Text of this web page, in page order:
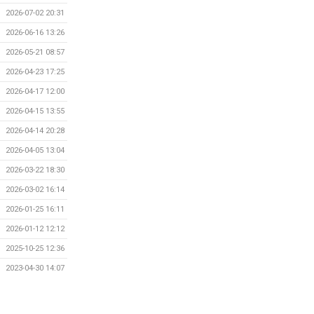
2026-07-02 20:31
2026-06-16 13:26
2026-05-21 08:57
2026-04-23 17:25
2026-04-17 12:00
2026-04-15 13:55
2026-04-14 20:28
2026-04-05 13:04
2026-03-22 18:30
2026-03-02 16:14
2026-01-25 16:11
2026-01-12 12:12
2025-10-25 12:36
2023-04-30 14:07